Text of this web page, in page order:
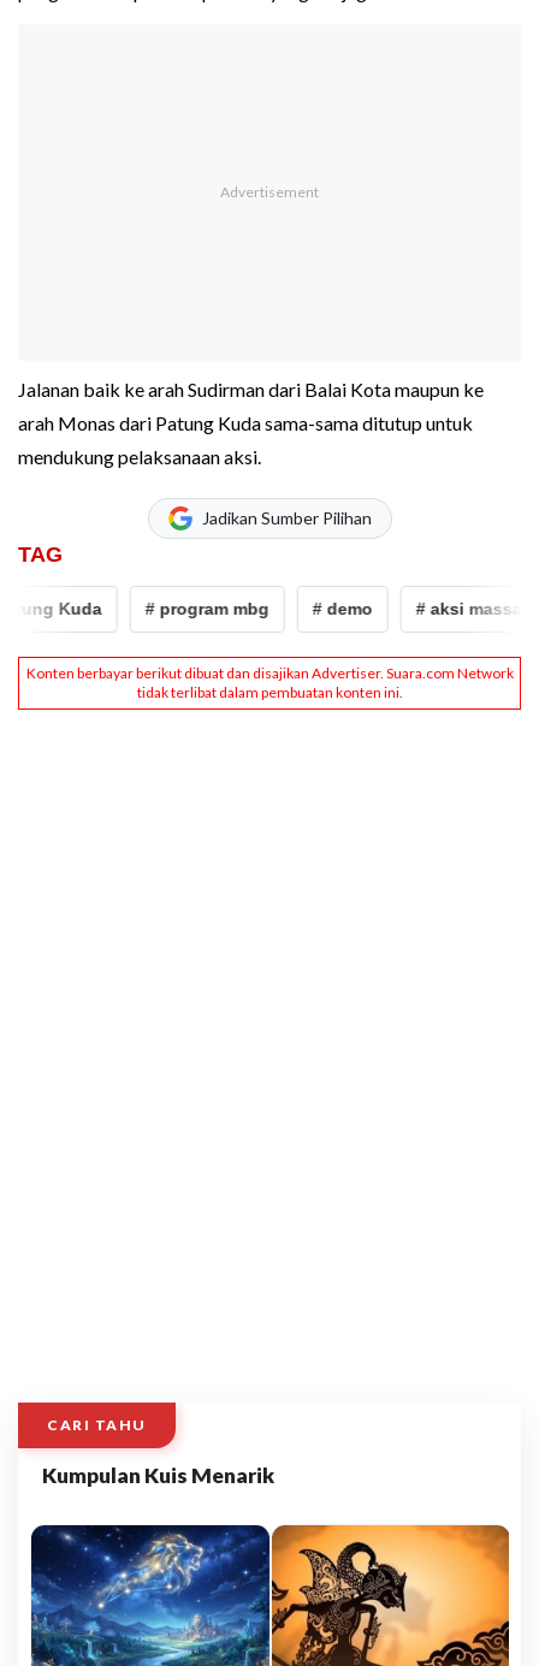
Jalanan baik ke arah Sudirman dari Balai Kota maupun ke
arah Monas dari Patung Kuda sama-sama ditutup untuk
mendukung pelaksanaan aksi.
Jadikan Sumber Pilihan
TAG
Kuda # program mbg # demo # aksi massa
CARI TAHU
Kumpulan Kuis Menarik